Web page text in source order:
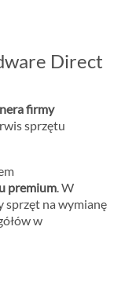
Direct
firmy
sprzętu
premium. W
sprzęt na wymianę
w